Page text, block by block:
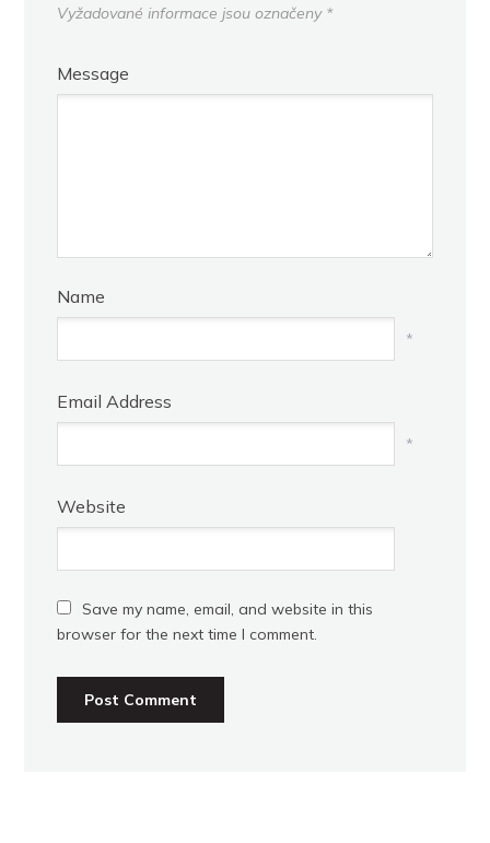
Vyžadované informace jsou označeny *
Message
Name
*
Email Address
*
Website
Save my name, email, and website in this
browser for the next time I comment.